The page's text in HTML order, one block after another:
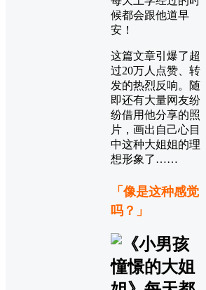
候都会跟他道早
安！
这篇文章引爆了超
过20万人点赞、转
发的热烈反响。随
即还有大量网友纷
纷借用他分享的照
片，画出自己心目
中这种大姐姐的理
想形象了……
「像是这种感觉
吗？」